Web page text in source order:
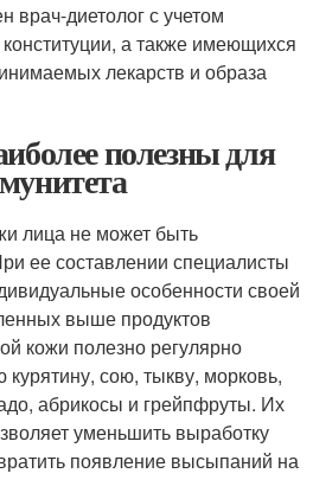
врач-диетолог с учетом
а также имеющихся
лекарств и образа
полезны для
лица не может быть
ее составлении специалисты
особенности своей
выше продуктов
кожи полезно регулярно
сою, тыкву, морковь,
абрикосы и грейпфруты. Их
уменьшить выработку
появление высыпаний на